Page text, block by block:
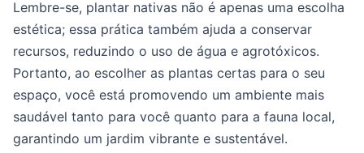
Lembre-se, plantar nativas não é apenas uma escolha
estética; essa prática também ajuda a conservar
recursos, reduzindo o uso de água e agrotóxicos.
Portanto, ao escolher as plantas certas para o seu
espaço, você está promovendo um ambiente mais
saudável tanto para você quanto para a fauna local,
garantindo um jardim vibrante e sustentável.